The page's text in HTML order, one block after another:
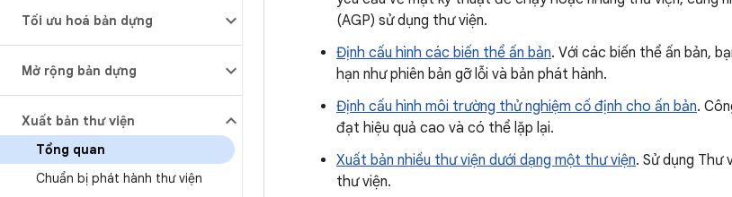
Tối ưu hoá bản dựng
Mở rộng bản dựng
Xuất bản thư viện
Tổng quan
Chuẩn bị phát hành thư viện
(AGP) sử dụng thư viện.
Định cấu hình các biến thể ấn bản. Với các biến thể ấn bản,
hạn như phiên bản gỡ lỗi và bản phát hành.
Định cấu hình môi trường thử nghiệm cố định cho ấn bản.
đạt hiệu quả cao và có thể lặp lại.
Xuất bản nhiều thư viện dưới dạng một thư viện. Sử dụng Thư
thư viện.